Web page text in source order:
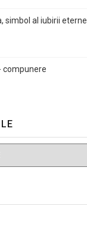
simbol al iubirii eterne
compunere